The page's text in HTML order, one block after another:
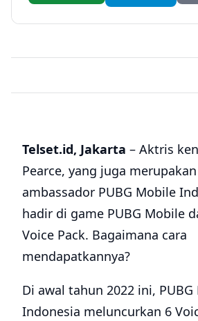
Telset.id, Jakarta – Aktris
Pearce, yang juga
ambassador PUBG Mobile
hadir di game PUBG Mobile
Voice Pack. Bagaimana cara
mendapatkannya?
Di awal tahun 2022 ini,
Indonesia meluncurkan 6